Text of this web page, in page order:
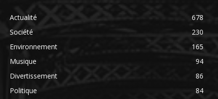
Actualité
678
Société
230
Environnement
165
Musique
94
Divertissement
86
Politique
84